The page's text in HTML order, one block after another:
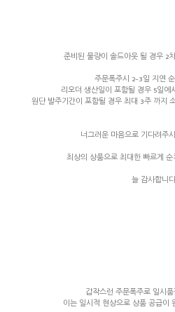
준비된 물량이 솔드아웃 될 경우 2
주문폭주시 2-3일 지연
리오더 생산일이 포함될 경우 5일에
원단 발주기간이 포함될 경우 최대 3주 까지
너그러운 마음으로 기다려주
최상의 상품으로 최대한 빠르게
늘 감사합니
갑작스런 주문폭주로 일시
이는 일시적 현상으로 상품 공급이